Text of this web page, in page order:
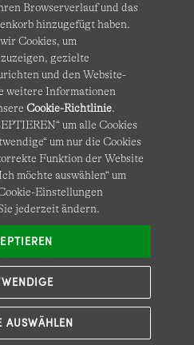
& Sicherheit
Barrierefreiheit
Websites
geschützt. Es gelten die
Nutzungsbedingungenvon
Google.
LANDS' END EUROPE
Browserverlauf und das
hinzugefügt haben.
Cookies, um
gezielte
und den Website-
weitere Informationen
Cookie-Richtlinie.
um alle Cookies
um nur die Cookies
Funktion der Website
möchte auswählen“ um
Einstellungen
jederzeit ändern.
AUSWÄHLEN